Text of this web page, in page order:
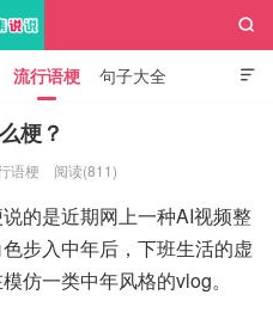

流行语梗 句子大全

梗？
语梗 阅读(811)
的是近期网上一种AI视频整
步入中年后，下班生活的虚
仿一类中年风格的vlog。